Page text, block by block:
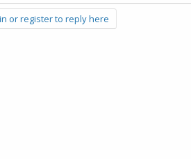
or register to reply here.